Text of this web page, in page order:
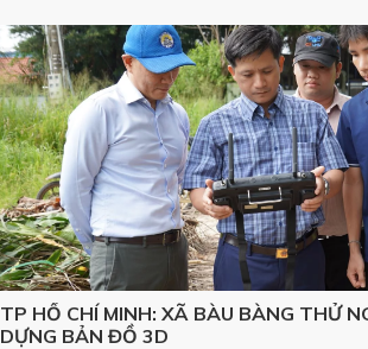
TP HỒ CHÍ MINH: XÃ BÀU BÀNG THỬ
DỰNG BẢN ĐỒ 3D